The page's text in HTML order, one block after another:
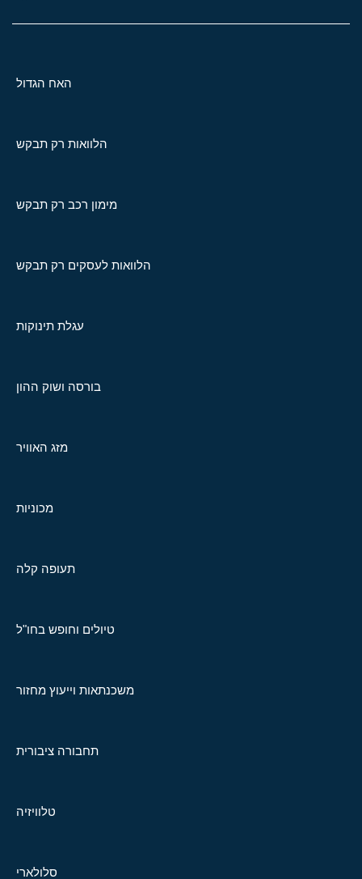
האח הגדול
הלוואות רק תבקש
מימון רכב רק תבקש
הלוואות לעסקים רק תבקש
עגלת תינוקות
בורסה ושוק ההון
מזג האוויר
מכוניות
תעופה קלה
טיולים וחופש בחו"ל
משכנתאות וייעוץ מחזור
תחבורה ציבורית
טלוויזיה
סלולארי